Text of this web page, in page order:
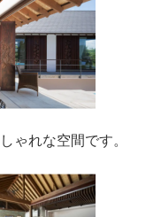
ゃれな空間です。